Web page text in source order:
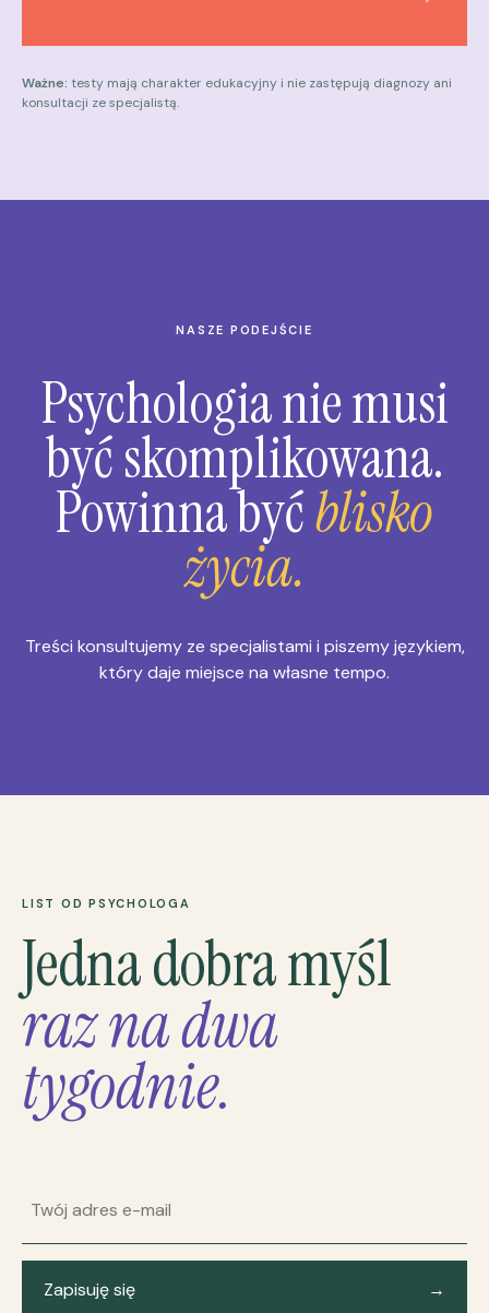
Ważne: testy mają charakter edukacyjny i nie zastępują diagnozy ani
konsultacji ze specjalistą.
NASZE PODEJŚCIE
Psychologia nie musi
być skomplikowana.
Powinna byćblisko
życia.
Treści konsultujemy ze specjalistami i piszemy językiem,
który daje miejsce na własne tempo.
LIST OD PSYCHOLOGA
Jedna dobra myśl
raz na dwa
tygodnie.
Zapisuję się →